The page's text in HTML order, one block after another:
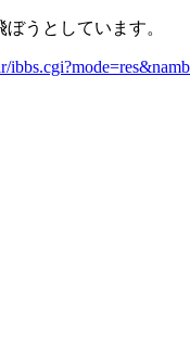
うとしています。